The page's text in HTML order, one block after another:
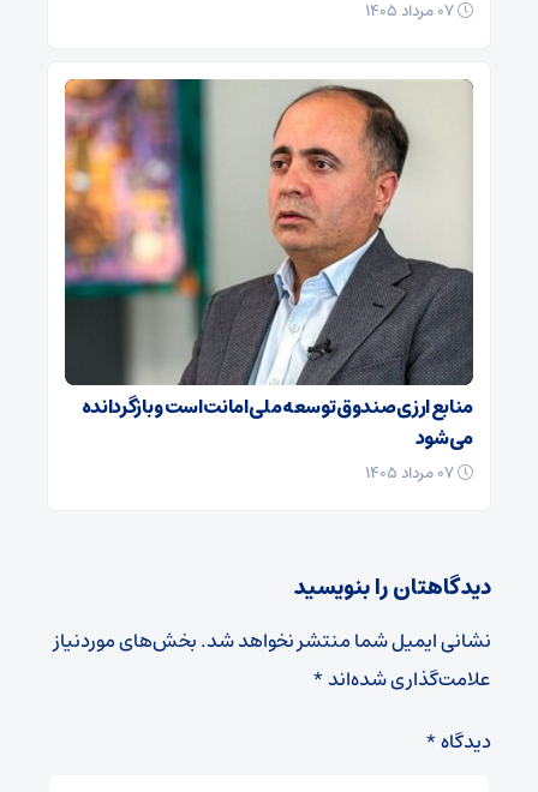
منابع ارزی صندوق توسعه ملی امانت است و بازگردانده
می‌شود
دیدگاهتان را بنویسید
نشانی ایمیل شما منتشر نخواهد شد.بخش‌های موردنیاز
علامت‌گذاری شده‌اند*
دیدگاه*